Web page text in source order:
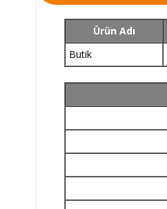
Ürün Adı
Butik